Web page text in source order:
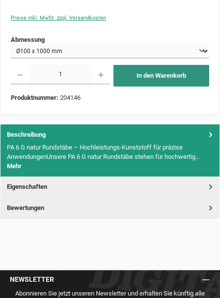
Preise inkl. MwSt. zzgl. Versandkosten
Abmessungauswählen
In den Warenkorb
Produktnummer: 204146
Beschreibung
PA 6 G natur Rundstäbe – Hochleistungs-Kunststoff für präzise
AnwendungenUnsere PA 6 G natur Rundstäbe stehen für hochwertig…
Mehr
Eigenschaften
Bewertungen
NEWSLETTER
Abonnieren Sie jetzt unseren Newsletter und erhalten Sie künftig alle